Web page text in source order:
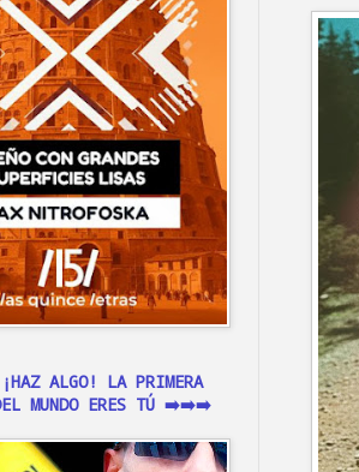
ALGO! LA PRIMERA
MUNDO ERES TÚ ➡️➡️➡️